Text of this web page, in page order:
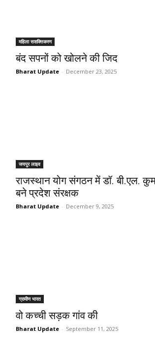
महिला सशक्तिकरण
बंद सपनों को खोलने की जिद
Bharat Update - December 23, 2025
जयपुर लाइव
राजस्थान योग संगठन में डॉ. बी.एल.
बने प्रदेश संरक्षक
Bharat Update - December 9, 2025
ग्रामीण भारत
वो कच्ची सड़क गांव की
Bharat Update - September 11, 2025